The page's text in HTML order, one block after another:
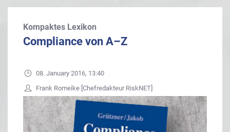
Kompaktes Lexikon
Compliance von A–Z
08. January 2016, 13:40
Frank Romeike [Chefredakteur RiskNET]